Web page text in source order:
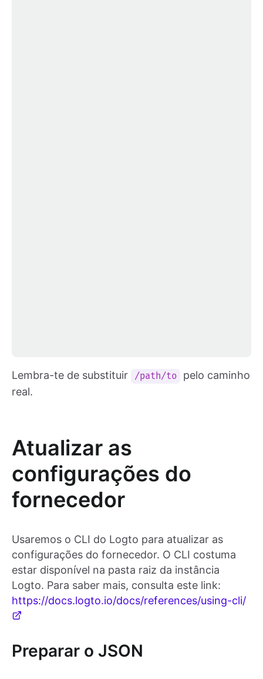
Lembra-te de substituir /path/to
pelo caminho
real.
Atualizar as
configurações do
fornecedor
Usaremos o CLI do Logto para atualizar as
configurações do fornecedor. O CLI costuma
estar disponível na pasta raiz da instância
Logto. Para saber mais, consulta este link:
https://docs.logto.io/docs/references/using-cli/
Preparar o JSON